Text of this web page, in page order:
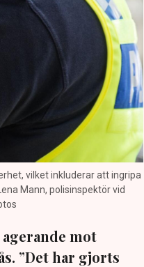
vilket inkluderar att ingripa
Mann, polisinspektör vid
mot
”Det har gjorts